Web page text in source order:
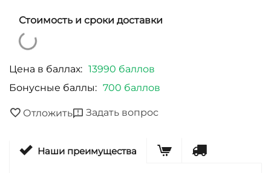
Стоимость и сроки доставки
Цена в баллах: 13990 баллов
Бонусные баллы: 700 баллов
Отложить Задать вопрос
Наши преимущества